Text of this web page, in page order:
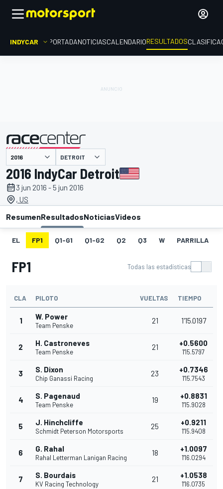
INDYCAR PORTADANOTICIASCALENDARIORESULTADOS
presentado por DETROIT
2016 IndyCar Detroit
3 jun 2016 - 5 jun 2016
, US
ResumenResultadosNoticiasVideos
EL FP1 Q1-G1 Q1-G2 Q2 Q3 W PARRILLA
FP1 Todas las estadísticas
CLA PILOTO VUELTAS TIEMPO
1 W. Power
Team Penske
21 1'15.0197
2 H. Castroneves
Team Penske
21 +0.5600
1'15.5797
3 S. Dixon
Chip Ganassi Racing
23 +0.7346
1'15.7543
4 S. Pagenaud
Team Penske
19 +0.8831
1'15.9028
5 J. Hinchcliffe
Schmidt Peterson Motorsports
25 +0.9211
1'15.9408
6 G. Rahal
Rahal Letterman Lanigan Racing
18 +1.0097
1'16.0294
7 S. Bourdais
KV Racing Technology
21 +1.0538
1'16.0735